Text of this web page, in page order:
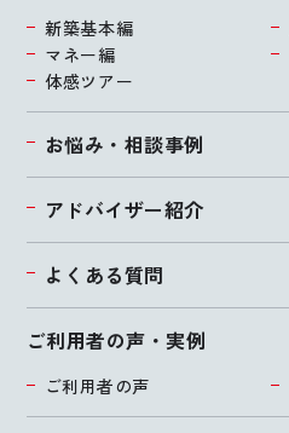
お悩み・相談事例
アドバイザー紹介
よくある質問
ご利用者の声・実例
ご利用者の声
新築基本編
マネー編
体感ツアー